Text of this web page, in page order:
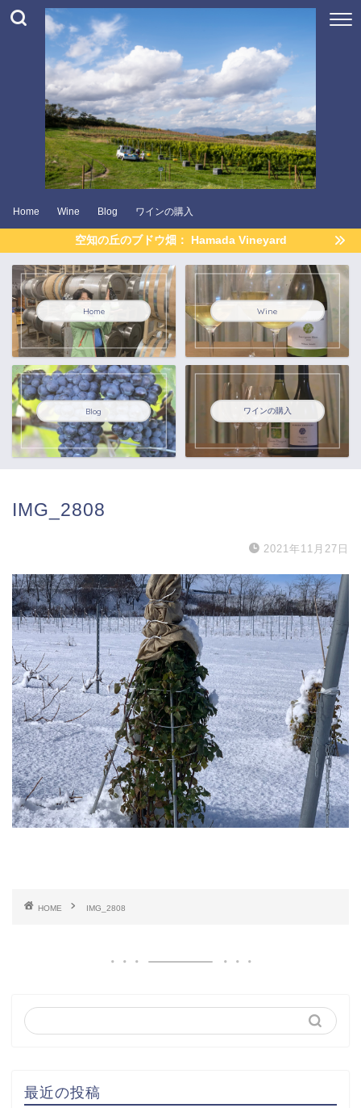
Home Wine Blog ワインの購入
空知の丘のブドウ畑： Hamada Vineyard
Home Wine
Blog ワインの購入
IMG_2808
2021年11月27日
HOME IMG_2808
最近の投稿